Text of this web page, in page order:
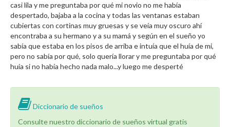
casi lila y me preguntaba por qué mi novio no me había
despertado, bajaba a la cocina y todas las ventanas estaban
cubiertas con cortinas muy gruesas y se veía muy oscuro ahí
encontraba a su hermano y a su mamá y según en el sueño yo
sabía que estaba en los pisos de arriba e intuía que el huía de mi,
pero no sabía por qué, solo quería llorar y me preguntaba por qué
huía si no había hecho nada malo...y luego me desperté
Diccionario de sueños
Consulte nuestro diccionario de sueños virtual gratis